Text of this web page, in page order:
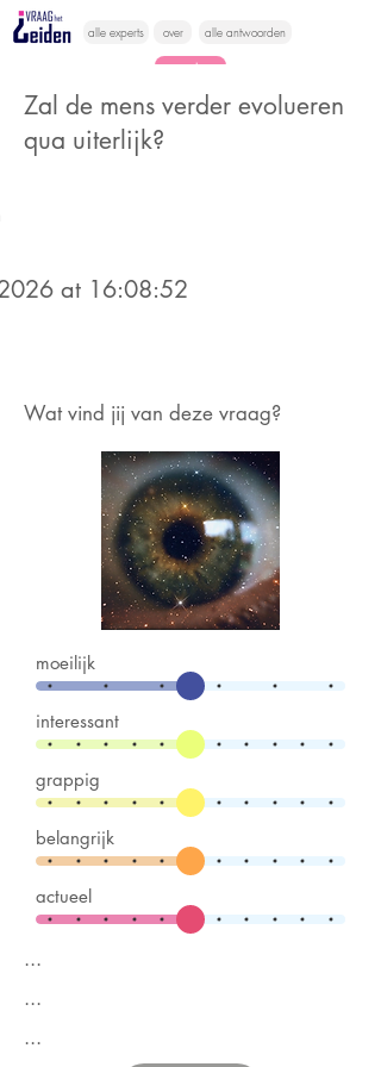
alle experts over alle antwoorden
vragen lessen
Zal de mens verder evolueren
qua uiterlijk?
at 16:08:52
Wat vind jij van deze vraag?
moeilijk
interessant
grappig
belangrijk
actueel
...
...
...